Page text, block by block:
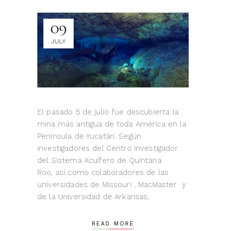
09
JULY
El pasado 5 de julio fue descubierta la
mina más antigua de toda América en la
Península de Yucatán. Según
investigadores del Centro Investigador
del Sistema Acuífero de Quintana
Roo, así como colaboradores de las
universidades de Missouri , MacMaster y
de la Universidad de Arkansas,
READ MORE